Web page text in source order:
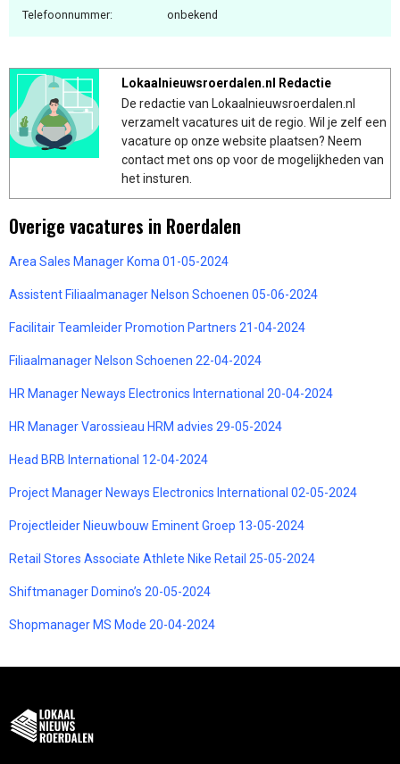
Telefoonnummer: onbekend
Lokaalnieuwsroerdalen.nl Redactie
De redactie van Lokaalnieuwsroerdalen.nl
verzamelt vacatures uit de regio. Wil je zelf een
vacature op onze website plaatsen? Neem
contact met ons op voor de mogelijkheden van
het insturen.
Overige vacatures in Roerdalen
Area Sales Manager Koma 01-05-2024
Assistent Filiaalmanager Nelson Schoenen 05-06-2024
Facilitair Teamleider Promotion Partners 21-04-2024
Filiaalmanager Nelson Schoenen 22-04-2024
HR Manager Neways Electronics International 20-04-2024
HR Manager Varossieau HRM advies 29-05-2024
Head BRB International 12-04-2024
Project Manager Neways Electronics International 02-05-2024
Projectleider Nieuwbouw Eminent Groep 13-05-2024
Retail Stores Associate Athlete Nike Retail 25-05-2024
Shiftmanager Domino’s 20-05-2024
Shopmanager MS Mode 20-04-2024